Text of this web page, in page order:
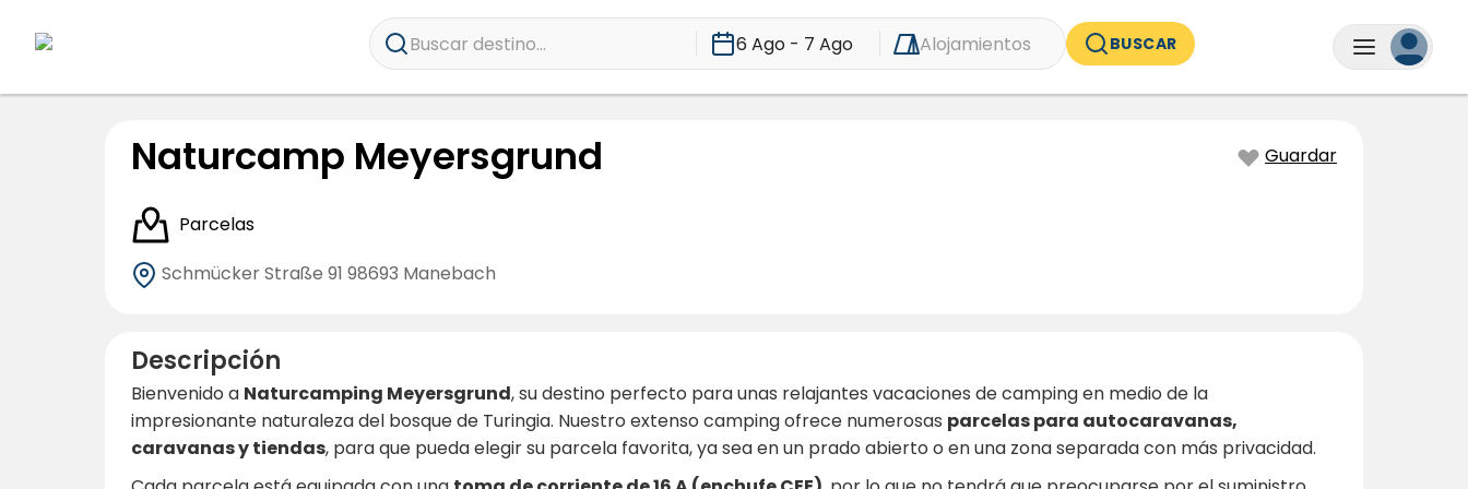
Buscar destino... 6 Ago - 7 Ago Alojamientos BUSCAR
Naturcamp Meyersgrund Guardar
Parcelas
Schmücker Straße 91 98693 Manebach
Descripción
Bienvenido a Naturcamping Meyersgrund, su destino perfecto para unas relajantes vacaciones de camping en medio de la
impresionante naturaleza del bosque de Turingia. Nuestro extenso camping ofrece numerosas parcelas para autocaravanas,
caravanas y tiendas, para que pueda elegir su parcela favorita, ya sea en un prado abierto o en una zona separada con más privacidad.